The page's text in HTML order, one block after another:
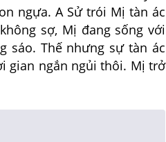
ngựa. A Sử trói Mị tàn ác
sợ, Mị đang sống với
sáo. Thế nhưng sự tàn ác
gian ngắn ngủi thôi. Mị trở